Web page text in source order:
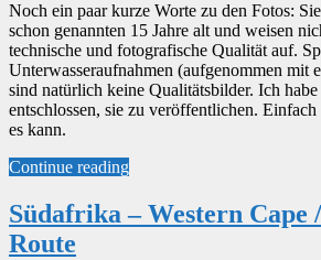
Noch ein paar kurze Worte zu den Fotos:
schon genannten 15 Jahre alt und weisen
technische und fotografische Qualität auf.
Unterwasseraufnahmen (aufgenommen mit
sind natürlich keine Qualitätsbilder. Ich
entschlossen, sie zu veröffentlichen.
es kann.
Continue reading
Südafrika – Western Cape
Route